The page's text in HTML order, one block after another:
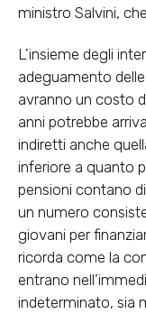
ministro Salvini,
L’insieme degli
adeguamento
avranno un costo
anni potrebbe
indiretti anche
inferiore a quanto
pensioni contano
un numero
giovani per
ricorda come la
entrano
indeterminato, sia